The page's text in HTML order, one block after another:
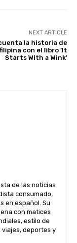
NEXT ARTICLE
la historia de
con el libro ‘It
Starts With a Wink’
de las noticias
consumado,
en español. Su
con matices
estilo de
deportes y